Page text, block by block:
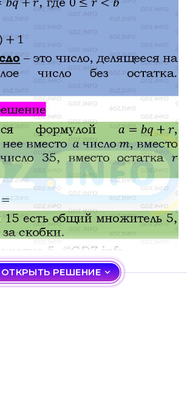
ОТКРЫТЬ РЕШЕНИЕ